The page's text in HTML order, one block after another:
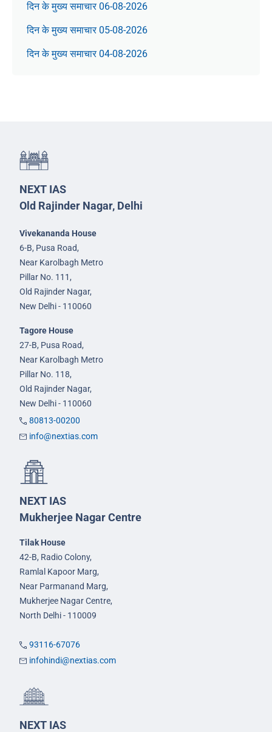
दिन के मुख्य समाचार 06-08-2026
दिन के मुख्य समाचार 05-08-2026
दिन के मुख्य समाचार 04-08-2026
NEXT IAS
Old Rajinder Nagar, Delhi
Vivekananda House
6-B, Pusa Road,
Near Karolbagh Metro
Pillar No. 111,
Old Rajinder Nagar,
New Delhi - 110060
Tagore House
27-B, Pusa Road,
Near Karolbagh Metro
Pillar No. 118,
Old Rajinder Nagar,
New Delhi - 110060
80813-00200
info@nextias.com
NEXT IAS
Mukherjee Nagar Centre
Tilak House
42-B, Radio Colony,
Ramlal Kapoor Marg,
Near Parmanand Marg,
Mukherjee Nagar Centre,
North Delhi - 110009
93116-67076
infohindi@nextias.com
NEXT IAS